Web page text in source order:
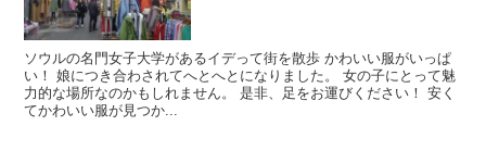
ソウルの名門女子大学があるイデって街を散歩 かわいい服がいっぱ
い！ 娘につき合わされてへとへとになりました。 女の子にとって魅
力的な場所なのかもしれません。 是非、足をお運びください！ 安く
てかわいい服が見つか...